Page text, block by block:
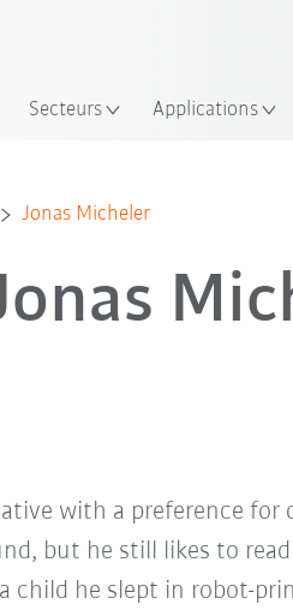
Secteurs Applications
Jonas Micheler
with a preference
but he still likes to
a child he slept in robot-